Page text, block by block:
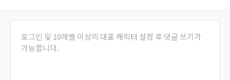
로그인 및 10레벨 이상의 대표 캐릭터 설정 후 댓글 쓰기가
가능합니다.